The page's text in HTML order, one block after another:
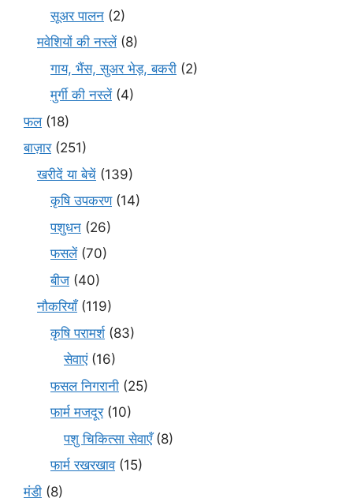
सूअर पालन (2)
मवेशियों की नस्लें(8)
गाय, भैंस, सुअर भेड़, बकरी (2)
मुर्गी की नस्लें(4)
फल(18)
बाज़ार(251)
खरीदें या बेचें (139)
कृषि उपकरण(14)
पशुधन (26)
फसलें(70)
बीज (40)
नौकरियाँ(119)
कृषि परामर्श(83)
सेवाएं(16)
फसल निगरानी (25)
फार्म मजदूर(10)
पशु चिकित्सा सेवाएँ(8)
फार्म रखरखाव(15)
मंडी (8)